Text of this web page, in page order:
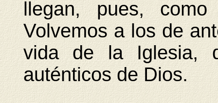
llegan, pues,
Volvemos a los de
vida de la Iglesia,
auténticos de Dios.